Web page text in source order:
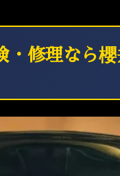
・修理なら